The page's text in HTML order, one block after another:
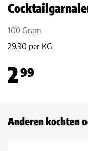
100 Gram
29.90 per KG
299
Anderen kochten